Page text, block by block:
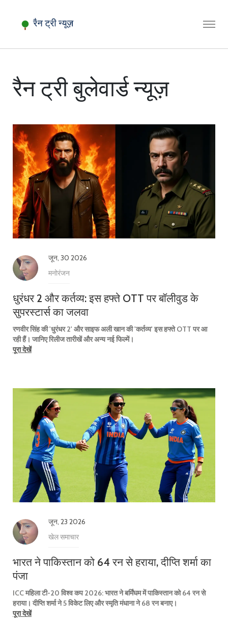
रैन ट्री बुलेवार्ड न्यूज़
जून, 30 2026
मनोरंजन
धुरंधर 2 और कर्तव्य: इस हफ्ते OTT पर बॉलीवुड के
सुपरस्टार्स का जलवा
रणवीर सिंह की 'धुरंधर 2' और साइफ अली खान की 'कर्तव्य' इस हफ्ते OTT पर आ
रही हैं। जानिए रिलीज तारीखें और अन्य नई फिल्में।
पूरा देखें
जून, 23 2026
खेल समाचार
भारत ने पाकिस्तान को 64 रन से हराया, दीप्ति शर्मा का
पंजा
ICC महिला टी-20 विश्व कप 2026: भारत ने बर्मिंघम में पाकिस्तान को 64 रन से
हराया। दीप्ति शर्मा ने 5 विकेट लिए और स्मृति मंधाना ने 68 रन बनाए।
पूरा देखें